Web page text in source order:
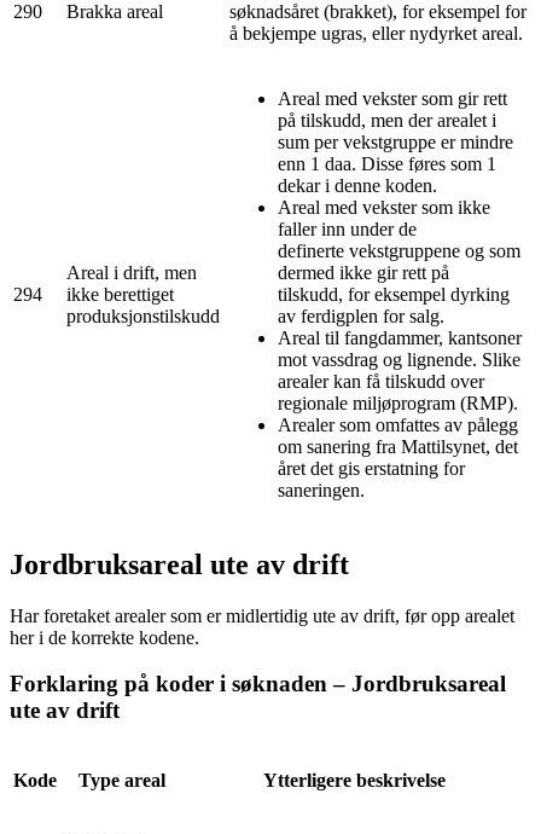
290 Brakka areal
søknadsåret (brakket), for eksempel for
å bekjempe ugras, eller nydyrket areal.
294
Areal i drift, men
ikke berettiget
produksjonstilskudd
Areal med vekster som gir rett
på tilskudd, men der arealet i
sum per vekstgruppe er mindre
enn 1 daa. Disse føres som 1
dekar i denne koden.
Areal med vekster som ikke
faller inn under de
definerte vekstgruppene og som
dermed ikke gir rett på
tilskudd, for eksempel dyrking
av ferdigplen for salg.
Areal til fangdammer, kantsoner
mot vassdrag og lignende. Slike
arealer kan få tilskudd over
regionale miljøprogram (RMP).
Arealer som omfattes av pålegg
om sanering fra Mattilsynet, det
året det gis erstatning for
saneringen.
Jordbruksareal ute av drift
Har foretaket arealer som er midlertidig ute av drift, før opp arealet
her i de korrekte kodene.
Forklaring på koder i søknaden – Jordbruksareal
ute av drift
Kode Type areal Ytterligere beskrivelse